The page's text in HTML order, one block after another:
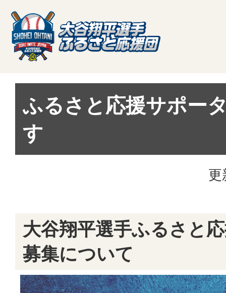
ふるさと応援サポー
す
更
大谷翔平選手ふるさと
募集について